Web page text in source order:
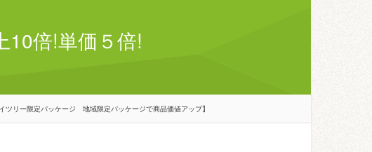
倍!単価５倍!
ツリー限定パッケージ 地域限定パッケージで商品価値アップ】